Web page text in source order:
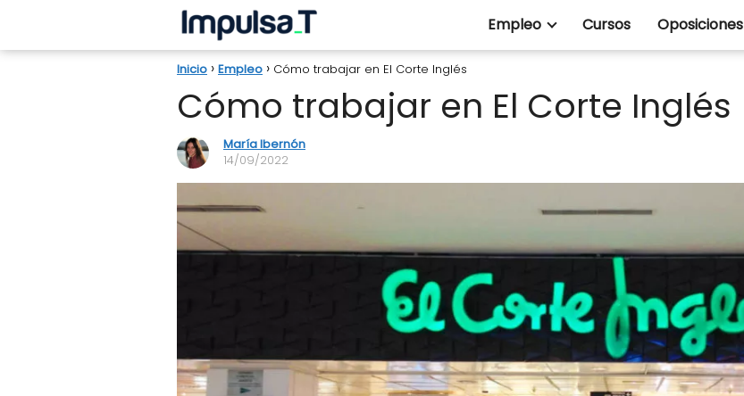
Empleo Cursos Oposiciones
Inicio Empleo Cómo trabajar en El Corte Inglés
Cómo trabajar en El Corte Inglés
María Ibernón
14/09/2022